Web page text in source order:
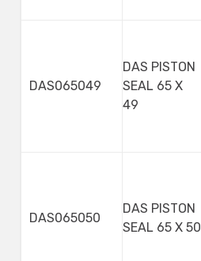
DAS065049
DAS PISTON
SEAL 65 X
49
DAS065050
DAS PISTON
SEAL 65 X 50